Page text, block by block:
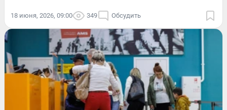
18 июня, 2026, 09:00 349 Обсудить